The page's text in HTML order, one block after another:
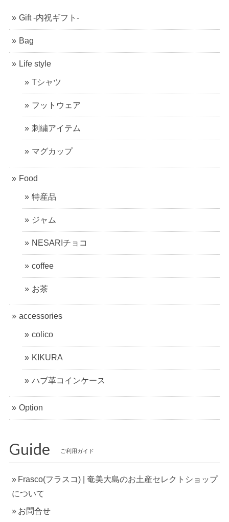
Gift -内祝ギフト-
Bag
Life style
Tシャツ
フットウェア
刺繍アイテム
マグカップ
Food
特産品
ジャム
NESARIチョコ
coffee
お茶
accessories
colico
KIKURA
ハブ革コインケース
Option
Guide ご利用ガイド
Frasco(フラスコ) | 奄美大島のお土産セレクトショップ
について
お問合せ